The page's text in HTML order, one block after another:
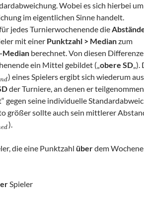
Wobei es sich hierbei um
im eigentlichen Sinne handelt.
jedes Turnierwochenende die
mit einer Punktzahl > Medianzum
Median berechnet. Von diesen
ein Mittel gebildet („obere SD„).
nd) eines Spielers ergibt sich wiederum
der Turniere, an denen er
gegen seine individuelle
größer sollte auch sein mittlerer
ed).
die eine Punktzahlüberdem
Spieler